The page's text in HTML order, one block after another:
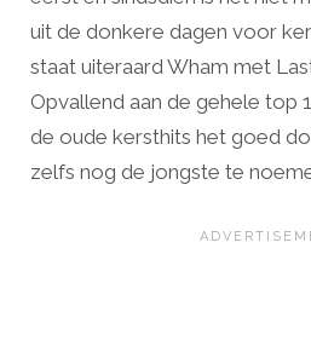
uit de donkere dagen voor
staat uiteraard Wham met
Opvallend aan de gehele top
de oude kersthits het goed
zelfs nog de jongste te